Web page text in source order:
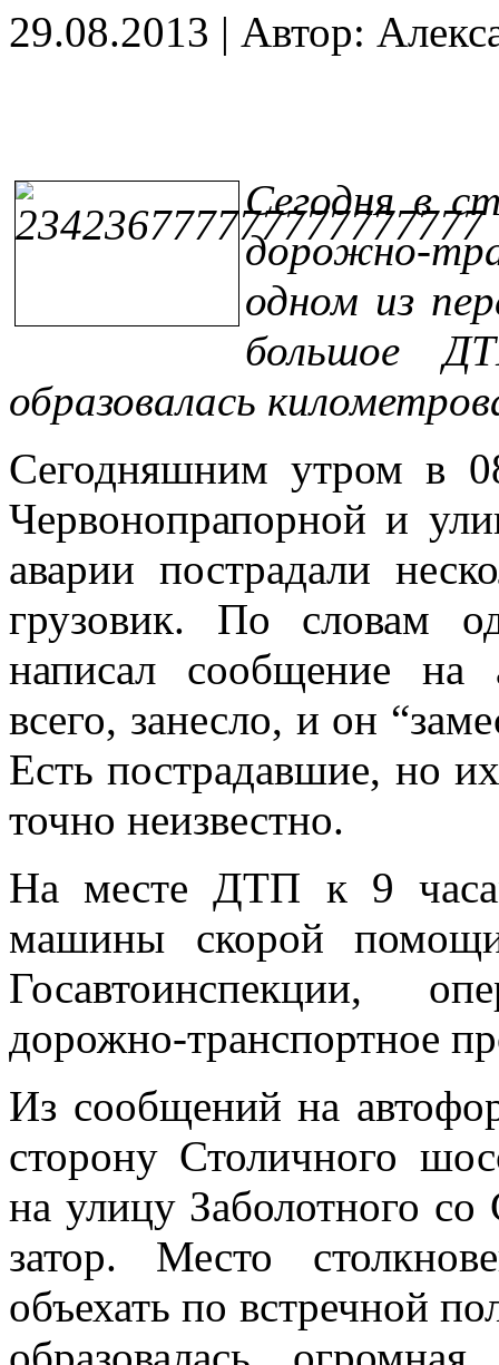
29.08.2013 | Автор:
Сегодня в
дорожно-
одном из
большое
образовалась
Сегодняшним утром в
Червонопрапорной и
аварии пострадали
грузовик. По словам
написал сообщение на
всего, занесло, и он
Есть пострадавшие, но
точно неизвестно.
На месте ДТП к 9
машины скорой
Госавтоинспекции,
дорожно-транспортное
Из сообщений на
сторону Столичного
на улицу Заболотного
затор. Место
объехать по встречной